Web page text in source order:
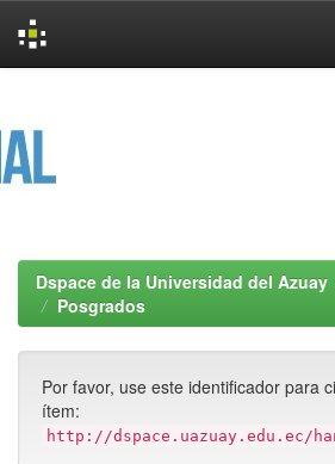
Dspace de la Universidad del Azuay
Posgrados
Por favor, use este identificador para
ítem:
http://dspace.uazuay.edu.ec/